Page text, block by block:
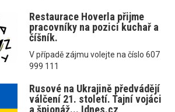
Restaurace Hoverla přijme
pracovníky na pozici kuchař a
číšník.
V případě zájmu volejte na číslo 607
999 111
Rusové na Ukrajině předvádějí
válčení 21. století. Tajní vojáci